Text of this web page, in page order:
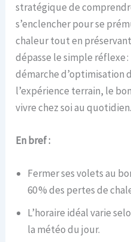
stratégique de
s’enclencher pour se
chaleur tout en
dépasse le simple réflexe
démarche d’optimisation
l’expérience terrain, le
vivre chez soi au quotidien.
En bref :
Fermer ses volets au
60 % des pertes de
L’horaire idéal varie
la météo du jour.